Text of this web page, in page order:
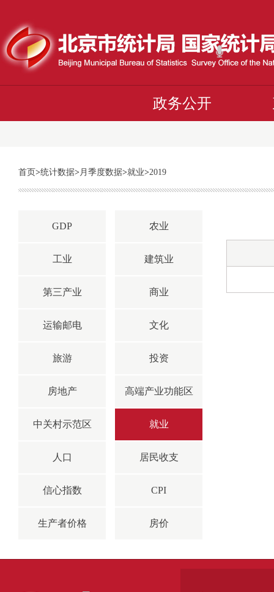
政务公开
首页>统计数据>月季度数据>就业>2019
GDP
工业
第三产业
运输邮电
旅游
房地产
中关村示范区
人口
信心指数
生产者价格
农业
建筑业
商业
文化
投资
高端产业功能区
就业
居民收支
CPI
房价